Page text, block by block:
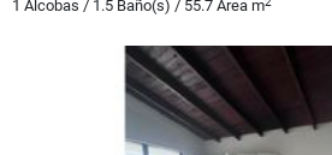
1 Alcobas / 1.5 Baño(s) / 55.7 Área m